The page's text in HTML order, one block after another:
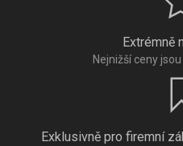
Extrémně
Nejnižší ceny
Exklusivně pro firemní